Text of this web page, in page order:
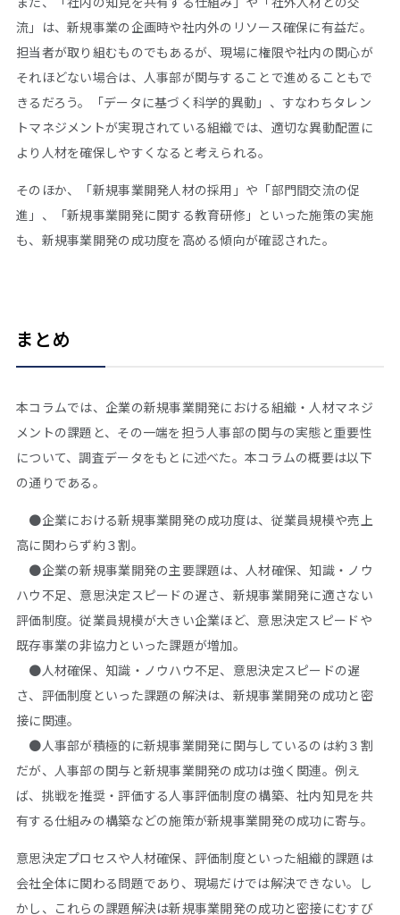
流」は、新規事業の企画時や社内外のリソース確保に有益だ。
担当者が取り組むものでもあるが、現場に権限や社内の関心が
それほどない場合は、人事部が関与することで進めることもで
きるだろう。「データに基づく科学的異動」、すなわちタレン
トマネジメントが実現されている組織では、適切な異動配置に
より人材を確保しやすくなると考えられる。
そのほか、「新規事業開発人材の採用」や「部門間交流の促
進」、「新規事業開発に関する教育研修」といった施策の実施
も、新規事業開発の成功度を高める傾向が確認された。
まとめ
本コラムでは、企業の新規事業開発における組織・人材マネジ
メントの課題と、その一端を担う人事部の関与の実態と重要性
について、調査データをもとに述べた。本コラムの概要は以下
の通りである。
●企業における新規事業開発の成功度は、従業員規模や売上
高に関わらず約３割。
●企業の新規事業開発の主要課題は、人材確保、知識・ノウ
ハウ不足、意思決定スピードの遅さ、新規事業開発に適さない
評価制度。従業員規模が大きい企業ほど、意思決定スピードや
既存事業の非協力といった課題が増加。
●人材確保、知識・ノウハウ不足、意思決定スピードの遅
さ、評価制度といった課題の解決は、新規事業開発の成功と密
接に関連。
●人事部が積極的に新規事業開発に関与しているのは約３割
だが、人事部の関与と新規事業開発の成功は強く関連。例え
ば、挑戦を推奨・評価する人事評価制度の構築、社内知見を共
有する仕組みの構築などの施策が新規事業開発の成功に寄与。
意思決定プロセスや人材確保、評価制度といった組織的課題は
会社全体に関わる問題であり、現場だけでは解決できない。し
かし、これらの課題解決は新規事業開発の成功と密接にむすび